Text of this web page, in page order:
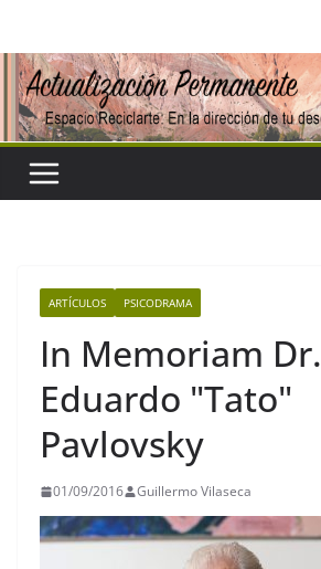
contenido
ARTÍCULOS PSICODRAMA
In Memoriam Dr.
Eduardo "Tato"
Pavlovsky
01/09/2016 Guillermo Vilaseca